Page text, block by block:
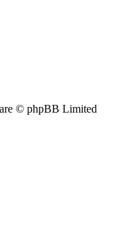
© phpBB Limited